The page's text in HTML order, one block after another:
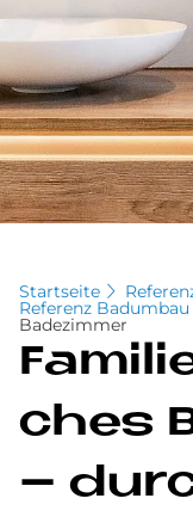
Startseite
Referenz Badumbau
Badezimmer
ches
–